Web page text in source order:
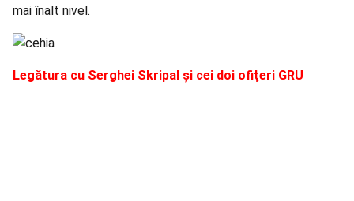
mai înalt nivel.
Legătura cu Serghei Skripal şi cei doi ofiţeri GRU